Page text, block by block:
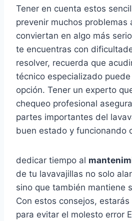
Tener en cuenta estos
prevenir muchos problemas
conviertan en algo más
te encuentras con
resolver, recuerda que
técnico especializado
opción. Tener un experto
chequeo profesional
partes importantes del
buen estado y funcionando
dedicar tiempo al
de tu lavavajillas no solo
sino que también mantiene
Con estos consejos,
para evitar el molesto error